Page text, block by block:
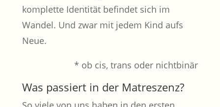
komplette Identität befindet sich im
Wandel. Und zwar mit jedem Kind aufs
Neue.
* ob cis, trans oder nichtbinär
Was passiert in der Matreszenz?